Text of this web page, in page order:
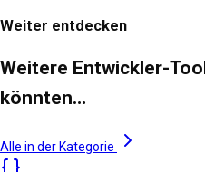
Weiter entdecken
Weitere Entwickler-
könnten…
Alle in der Kategorie